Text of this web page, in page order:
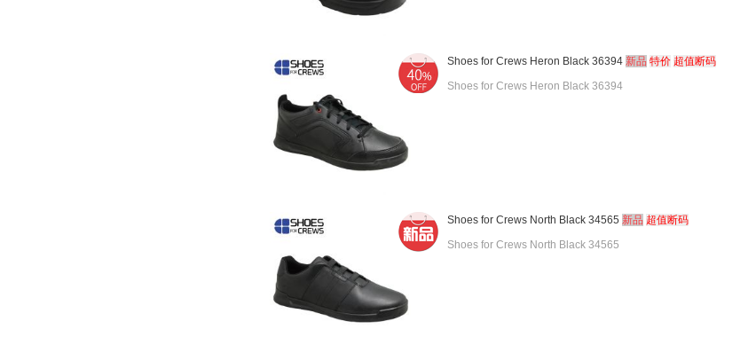
Shoes for Crews Heron Black 36394 新品 特价 超值断码
Shoes for Crews Heron Black 36394
Shoes for Crews North Black 34565 新品 超值断码
Shoes for Crews North Black 34565